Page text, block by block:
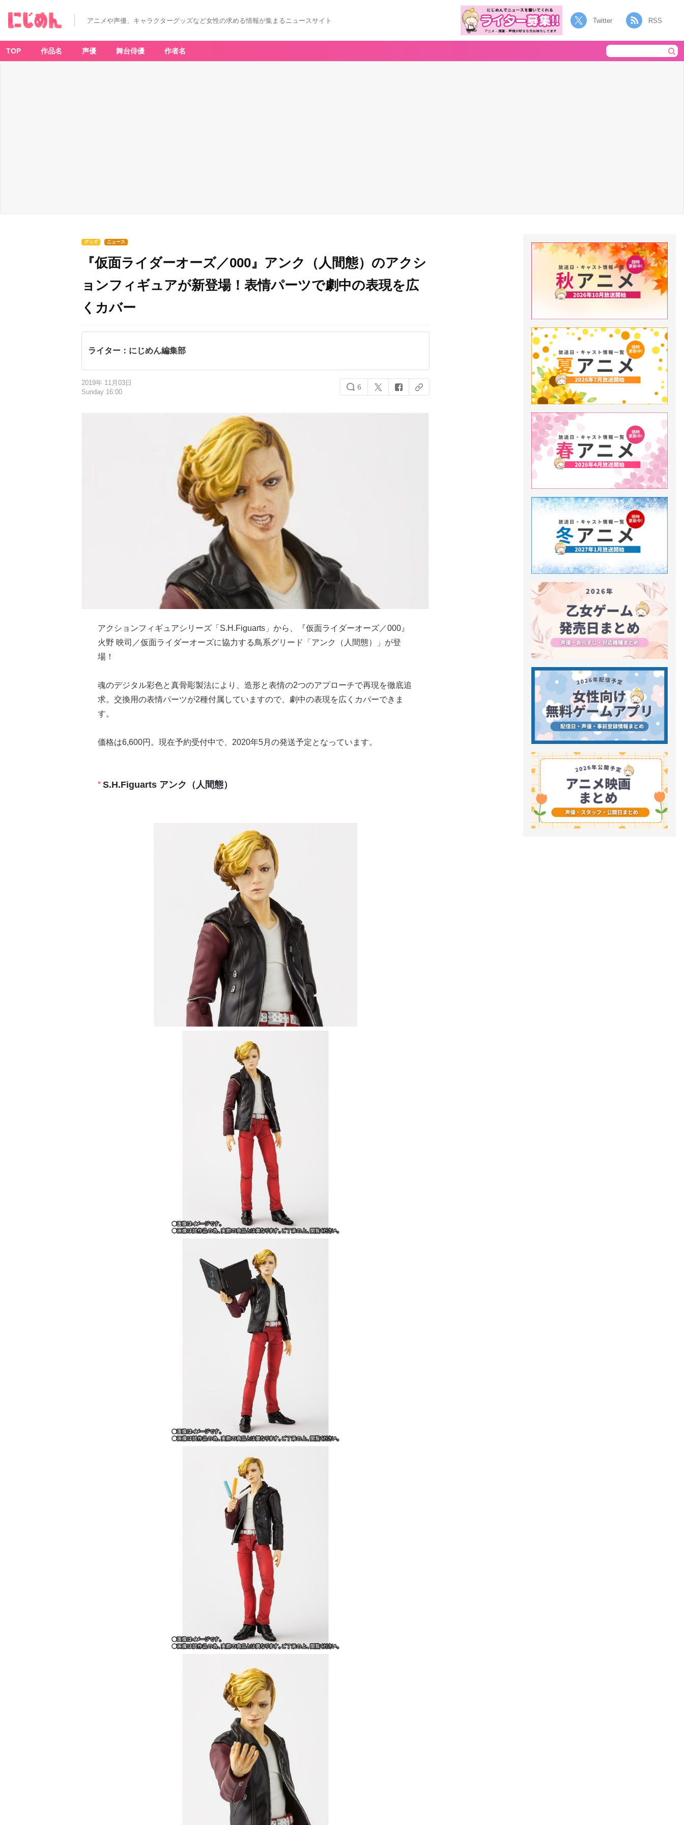
アニメや声優、キャラクターグッズなど女性の求める情報が集まるニュースサイト Twitter RSS
TOP 作品名 声優 舞台俳優 作者名
グッズ ニュース
『仮面ライダーオーズ／000』アンク（人間態）のアクシ
ョンフィギュアが新登場！表情パーツで劇中の表現を広
くカバー
ライター：にじめん編集部
2019年 11月03日
Sunday 16:00
6
アクションフィギュアシリーズ「S.H.Figuarts」から、『仮面ライダーオーズ／000』
火野 映司／仮面ライダーオーズに協力する鳥系グリード「アンク（人間態）」が登
場！
魂のデジタル彩色と真骨彫製法により、造形と表情の2つのアプローチで再現を徹底追
求。交換用の表情パーツが2種付属していますので、劇中の表現を広くカバーできま
す。
価格は6,600円。現在予約受付中で、2020年5月の発送予定となっています。
S.H.Figuarts アンク（人間態）